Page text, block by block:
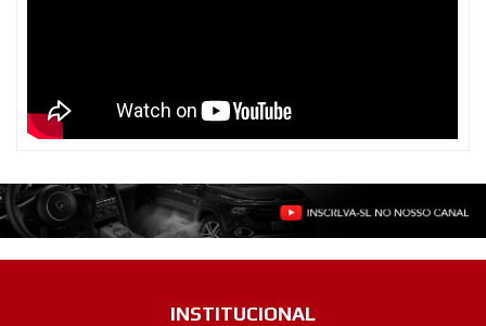
INSTITUCIONAL